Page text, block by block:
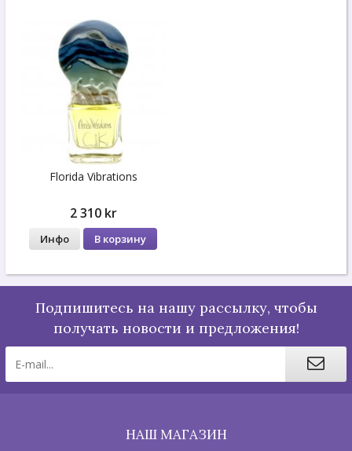
Florida Vibrations
2 310 kr
Инфо В корзину
Подпишитесь на нашу рассылку, чтобы
получать новости и предложения!
НАШ МАГАЗИН